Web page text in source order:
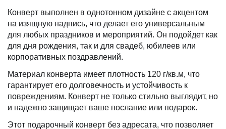
Конверт выполнен в однотонном дизайне с акцентом
на изящную надпись, что делает его универсальным
для любых праздников и мероприятий. Он подойдет как
для дня рождения, так и для свадеб, юбилеев или
корпоративных поздравлений.
Материал конверта имеет плотность 120 г/кв.м, что
гарантирует его долговечность и устойчивость к
повреждениям. Конверт не только стильно выглядит, но
и надежно защищает ваше послание или подарок.
Этот подарочный конверт без адресата, что позволяет